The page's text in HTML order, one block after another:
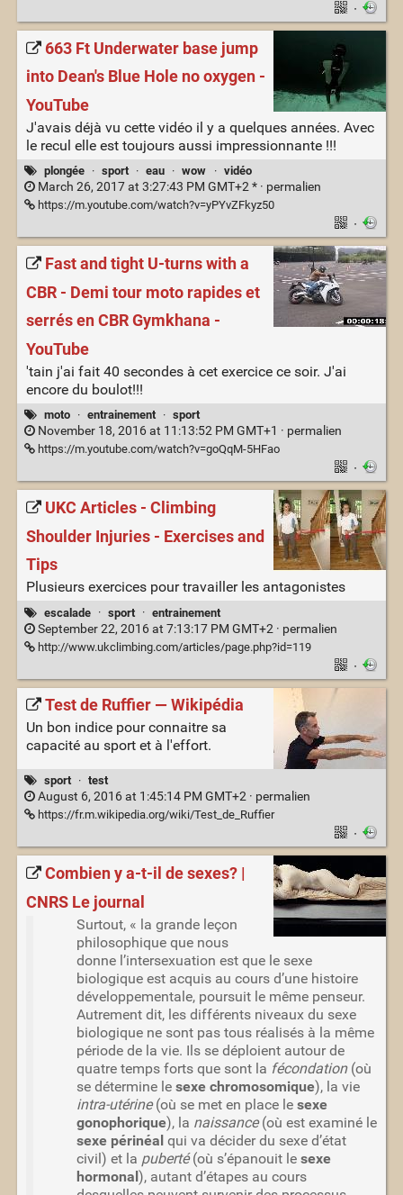
·
663 Ft Underwater base jump
into Dean's Blue Hole no oxygen -
YouTube
J'avais déjà vu cette vidéo il y a quelques années. Avec
le recul elle est toujours aussi impressionnante !!!
plongée · sport · eau · wow · vidéo
March 26, 2017 at 3:27:43 PM GMT+2 * · permalien
https://m.youtube.com/watch?v=yPYvZFkyz50
·
Fast and tight U-turns with a
CBR - Demi tour moto rapides et
serrés en CBR Gymkhana -
YouTube
'tain j'ai fait 40 secondes à cet exercice ce soir. J'ai
encore du boulot!!!
moto · entrainement · sport
November 18, 2016 at 11:13:52 PM GMT+1 · permalien
https://m.youtube.com/watch?v=goQqM-5HFao
·
UKC Articles - Climbing
Shoulder Injuries - Exercises and
Tips
Plusieurs exercices pour travailler les antagonistes
escalade · sport · entrainement
September 22, 2016 at 7:13:17 PM GMT+2 · permalien
http://www.ukclimbing.com/articles/page.php?id=119
·
Test de Ruffier — Wikipédia
Un bon indice pour connaitre sa
capacité au sport et à l'effort.
sport · test
August 6, 2016 at 1:45:14 PM GMT+2 · permalien
https://fr.m.wikipedia.org/wiki/Test_de_Ruffier
·
Combien y a-t-il de sexes? |
CNRS Le journal
Surtout, « la grande leçon
philosophique que nous
donne l’intersexuation est que le sexe
biologique est acquis au cours d’une histoire
développementale, poursuit le même penseur.
Autrement dit, les différents niveaux du sexe
biologique ne sont pas tous réalisés à la même
période de la vie. Ils se déploient autour de
quatre temps forts que sont la fécondation(où
se détermine le sexe chromosomique), la vie
intra-utérine(où se met en place le sexe
gonophorique), la naissance(où est examiné le
sexe périnéalqui va décider du sexe d’état
civil) et la puberté(où s’épanouit le sexe
hormonal), autant d’étapes au cours